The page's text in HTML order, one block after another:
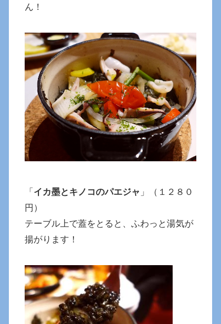
ん！
「 イカ墨とキノコのパエジャ 」（１２８０
円）
テーブル上で蓋をとると、ふわっと湯気が
揚がります！